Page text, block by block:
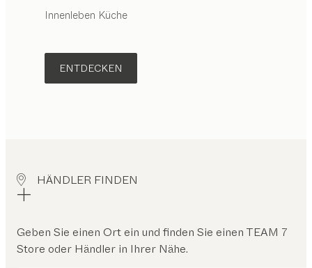
Innenleben Küche
ENTDECKEN
HÄNDLER FINDEN
Geben Sie einen Ort ein und finden Sie einen TEAM 7
Store oder Händler in Ihrer Nähe.